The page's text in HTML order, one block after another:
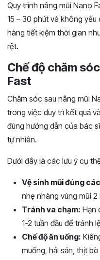
Quy trình nâng mũi Nano
15 – 30 phút và không
hàng tiết kiệm thời gian
rệt.
Chế độ chăm
Fast
Chăm sóc sau nâng mũi
trong việc duy trì kết quả
đúng hướng dẫn của bác
tự nhiên.
Dưới đây là các lưu ý cụ
Vệ sinh mũi đúng
nhẹ nhàng vùng mũi 2
Tránh va chạm: Hạn
1-2 tuần đầu để tránh
Chế độ ăn uống:
muống, hải sản, thịt